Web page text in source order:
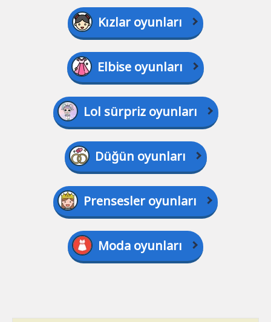
Kızlar oyunları
Elbise oyunları
Lol sürpriz oyunları
Düğün oyunları
Prensesler oyunları
Moda oyunları